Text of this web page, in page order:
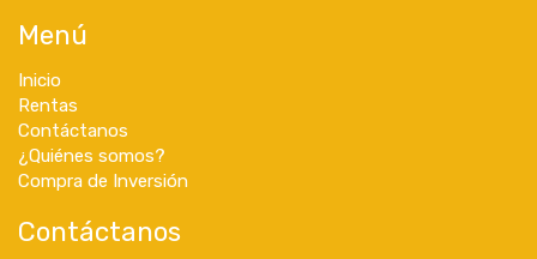
Menú
Inicio
Rentas
Contáctanos
¿Quiénes somos?
Compra de Inversión
Contáctanos